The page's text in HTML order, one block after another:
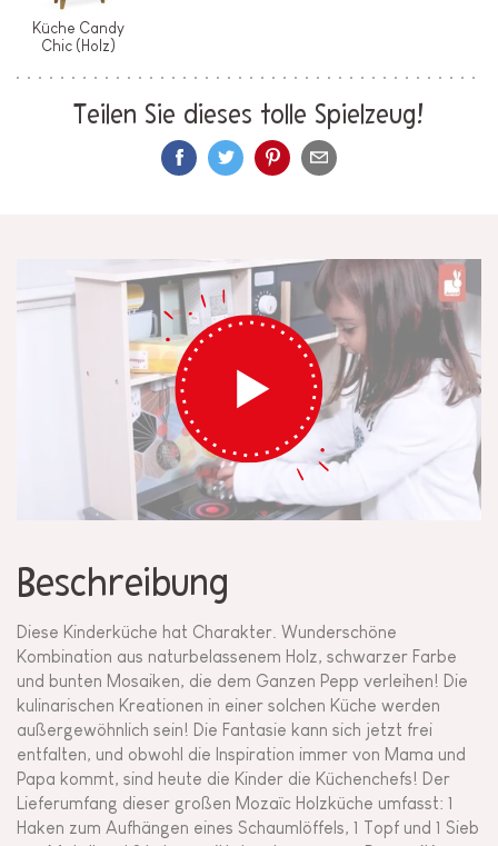
Küche Candy
Chic (Holz)
Teilen Sie dieses tolle Spielzeug!
Beschreibung
Diese Kinderküche hat Charakter. Wunderschöne
Kombination aus naturbelassenem Holz, schwarzer Farbe
und bunten Mosaiken, die dem Ganzen Pepp verleihen! Die
kulinarischen Kreationen in einer solchen Küche werden
außergewöhnlich sein! Die Fantasie kann sich jetzt frei
entfalten, und obwohl die Inspiration immer von Mama und
Papa kommt, sind heute die Kinder die Küchenchefs! Der
Lieferumfang dieser großen Mozaïc Holzküche umfasst: 1
Haken zum Aufhängen eines Schaumlöffels, 1 Topf und 1 Sieb